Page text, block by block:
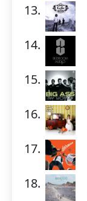
13.
14.
15.
16.
17.
18.